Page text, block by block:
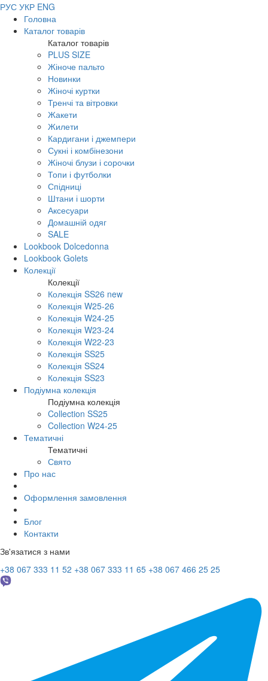
РУС УКР ENG
Головна
Каталог товарів
Каталог товарів
PLUS SIZE
Жіноче пальто
Новинки
Жіночі куртки
Тренчі та вітровки
Жакети
Жилети
Кардигани і джемпери
Сукні і комбінезони
Жіночі блузи і сорочки
Топи і футболки
Спідниці
Штани і шорти
Аксесуари
Домашній одяг
SALE
Lookbook Dolcedonna
Lookbook Golets
Колекції
Колекції
Колекція SS26 new
Колекція W25-26
Колекція W24-25
Колекція W23-24
Колекція W22-23
Колекція SS25
Колекція SS24
Колекція SS23
Подіумна колекція
Подіумна колекція
Collection SS25
Collection W24-25
Тематичні
Тематичні
Свято
Про нас
Оформлення замовлення
Блог
Контакти
Зв'язатися з нами
+38 067 333 11 52 +38 067 333 11 65 +38 067 466 25 25